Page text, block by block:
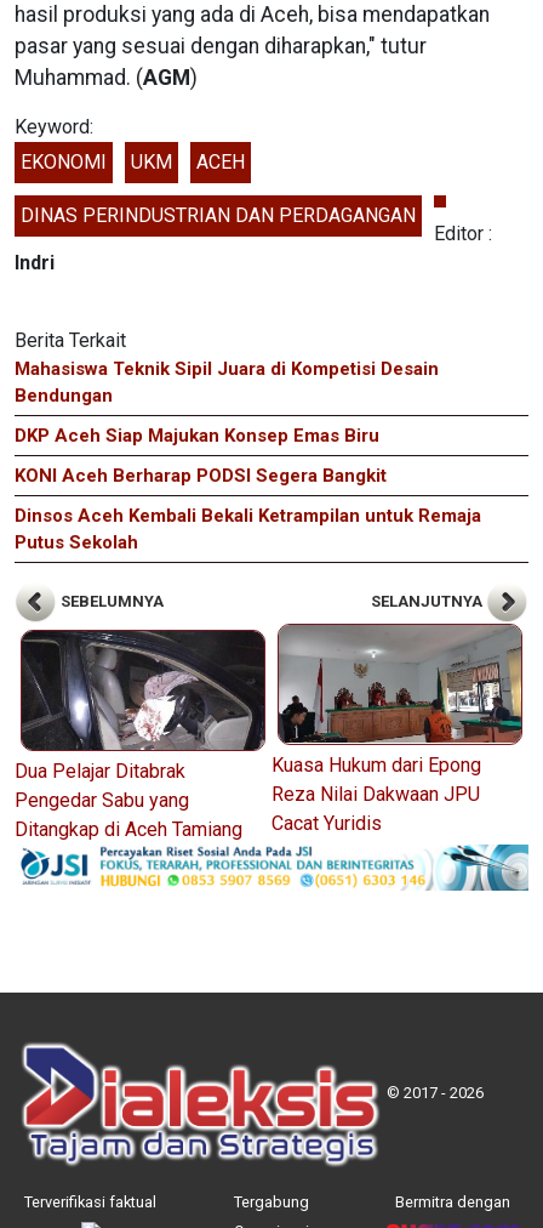
hasil produksi yang ada di Aceh, bisa mendapatkan
pasar yang sesuai dengan diharapkan," tutur
Muhammad. (AGM)
Keyword:
EKONOMI
UKM ACEH
DINAS PERINDUSTRIAN DAN PERDAGANGAN
Editor :
Indri
Berita Terkait
Mahasiswa Teknik Sipil Juara di Kompetisi Desain
Bendungan
DKP Aceh Siap Majukan Konsep Emas Biru
KONI Aceh Berharap PODSI Segera Bangkit
Dinsos Aceh Kembali Bekali Ketrampilan untuk Remaja
Putus Sekolah
SEBELUMNYA
Dua Pelajar Ditabrak
Pengedar Sabu yang
Ditangkap di Aceh Tamiang
SELANJUTNYA
Kuasa Hukum dari Epong
Reza Nilai Dakwaan JPU
Cacat Yuridis
© 2017 - 2026
Terverifikasi faktual
Tergabung
Bermitra dengan